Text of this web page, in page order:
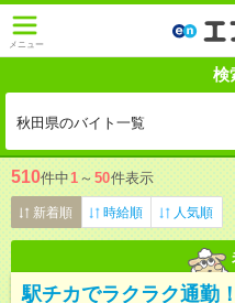
メニュー
検
秋田県のバイト一覧
510件中1 ～ 50件表示
新着順 時給順 人気順
駅チカでラクラク通勤